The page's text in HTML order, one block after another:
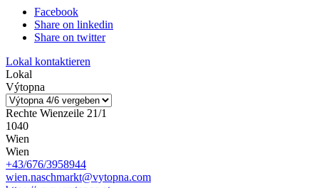
Facebook
Share on linkedin
Share on twitter
Lokal kontaktieren
Lokal
Výtopna
Rechte Wienzeile 21/1
1040
Wien
Wien
+43/676/3958944
wien.naschmarkt@vytopna.com